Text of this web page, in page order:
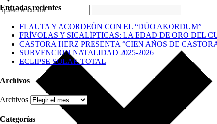
Entradas recientes
FLAUTA Y ACORDEÓN CON EL “DÚO AKORDUM”
FRÍVOLAS Y SICALÍPTICAS: LA EDAD DE ORO DEL
CASTORA HERZ PRESENTA “CIEN AÑOS DE
SUBVENCIÓN NATALIDAD 2025-2026
ECLIPSE SOLAR TOTAL
Archivos
Archivos
Categorías